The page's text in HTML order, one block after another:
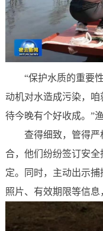
“保护水质的重要
动机对水造成污染，
待今晚有个好收成。”
查得细致，管得
合，他们纷纷签订安
定。同时，主动出示捕
照片、有效期限等信息